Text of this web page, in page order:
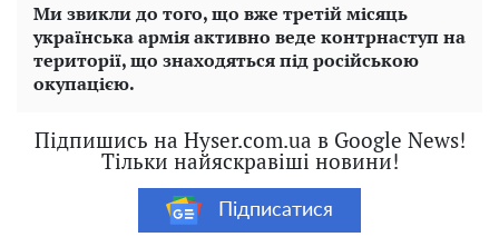
Ми звикли до того, що вже третій місяць
українська армія активно веде контрнаступ на
території, що знаходяться під російською
окупацією.
Підпишись на Hyser.com.ua в Google News!
Тільки найяскравіші новини!
Підписатися